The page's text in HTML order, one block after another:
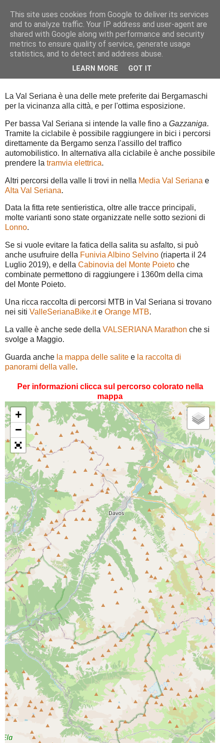
Bassa Val Seriana
La Val Seriana è una delle mete preferite dai Bergamaschi
per la vicinanza alla città, e per l'ottima esposizione.
Per bassa Val Seriana si intende la valle fino a Gazzaniga.
Tramite la ciclabile è possibile raggiungere in bici i percorsi
direttamente da Bergamo senza l'assillo del traffico
automobilistico. In alternativa alla ciclabile è anche possibile
prendere la tramvia elettrica.
Altri percorsi della valle li trovi in nella Media Val Seriana e
Alta Val Seriana.
Data la fitta rete sentieristica, oltre alle tracce principali,
molte varianti sono state organizzate nelle sotto sezioni di
Lonno.
Se si vuole evitare la fatica della salita su asfalto, si può
anche usufruire della Funivia Albino Selvino (riaperta il 24
Luglio 2019), e della Cabinovia del Monte Poieto che
combinate permettono di raggiungere i 1360m della cima
del Monte Poieto.
Una ricca raccolta di percorsi MTB in Val Seriana si trovano
nei siti ValleSerianaBike.ite Orange MTB.
La valle è anche sede della VALSERIANA Marathon che si
svolge a Maggio.
Guarda anche la mappa delle salite e la raccolta di
panorami della valle.
Per informazioni clicca sul percorso colorato nella
mappa
+
−
This site uses cookies from Google to deliver its services
and to analyze traffic. Your IP address and user-agent are
shared with Google along with performance and security
metrics to ensure quality of service, generate usage
statistics, and to detect and address abuse.
LEARN MORE GOT IT